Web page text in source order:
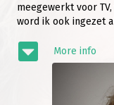
meegewerkt voor
word ik ook ingezet
More info